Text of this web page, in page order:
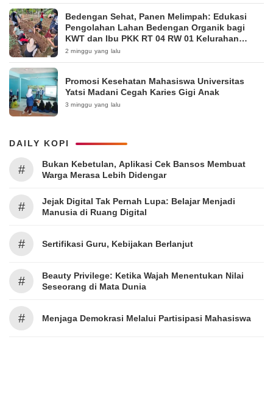
Bedengan Sehat, Panen Melimpah: Edukasi
Pengolahan Lahan Bedengan Organik bagi
KWT dan Ibu PKK RT 04 RW 01 Kelurahan
Pakintelan
2 minggu yang lalu
Promosi Kesehatan Mahasiswa Universitas
Yatsi Madani Cegah Karies Gigi Anak
3 minggu yang lalu
DAILY KOPI
#
Bukan Kebetulan, Aplikasi Cek Bansos Membuat
Warga Merasa Lebih Didengar
#
Jejak Digital Tak Pernah Lupa: Belajar Menjadi
Manusia di Ruang Digital
# Sertifikasi Guru, Kebijakan Berlanjut
#
Beauty Privilege: Ketika Wajah Menentukan Nilai
Seseorang di Mata Dunia
# Menjaga Demokrasi Melalui Partisipasi Mahasiswa